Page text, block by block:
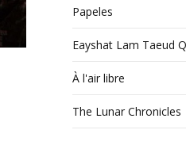
Papeles
Eayshat Lam Taeud
À l'air libre
The Lunar Chronicles